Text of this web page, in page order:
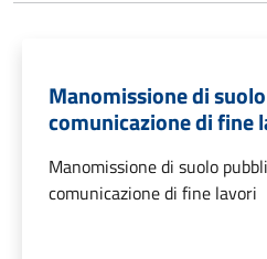
Manomissione di
comunicazione di fine
Manomissione di suolo
comunicazione di fine lavori